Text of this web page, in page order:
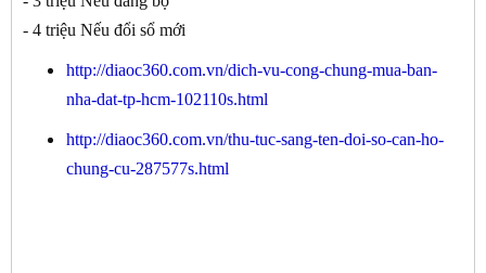
- 4 triệu Nếu đổi sổ mới
http://diaoc360.com.vn/dich-vu-cong-chung-mua-ban-
nha-dat-tp-hcm-102110s.html
http://diaoc360.com.vn/thu-tuc-sang-ten-doi-so-can-ho-
chung-cu-287577s.html